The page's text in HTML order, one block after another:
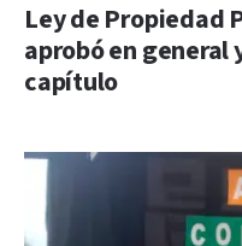
Ley de Propiedad
aprobó en general
capítulo